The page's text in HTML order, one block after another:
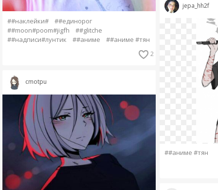
##наклейки#
##единорог
##moon#poom#jigfh
##glitche
##надписи#лунтик
##аниме ##аниме #тян
2
cmotpu
jepa_hh2f
##аниме #тян